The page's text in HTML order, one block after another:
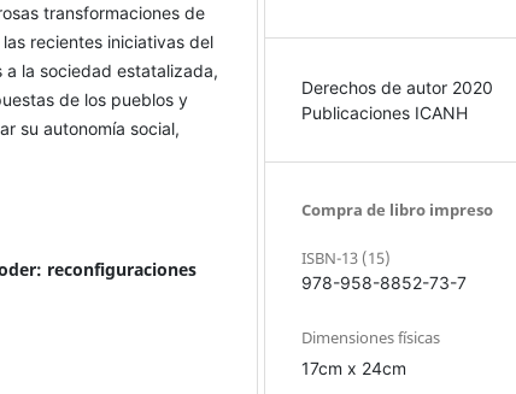
transformaciones de
recientes iniciativas del
a la sociedad estatalizada,
de los pueblos y
su autonomía social,
reconfiguraciones
Derechos de autor 2020
Publicaciones ICANH
Compra de libro impreso
ISBN-13 (15)
978-958-8852-73-7
Dimensiones físicas
17cm x 24cm